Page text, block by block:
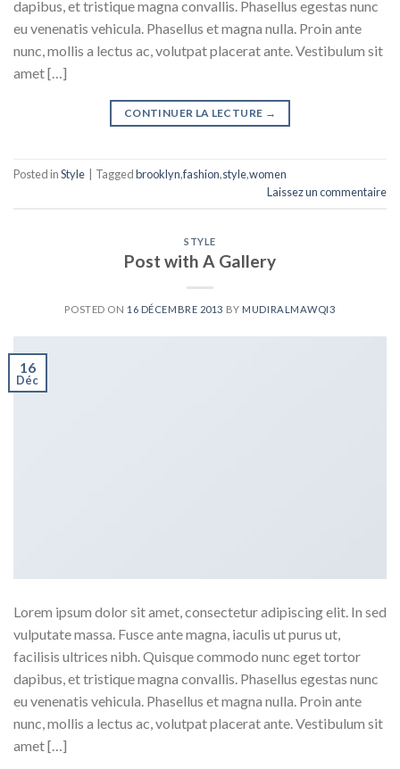
dapibus, et tristique magna convallis. Phasellus egestas nunc
eu venenatis vehicula. Phasellus et magna nulla. Proin ante
nunc, mollis a lectus ac, volutpat placerat ante. Vestibulum sit
amet […]
CONTINUER LA LECTURE →
Posted inStyle Taggedbrooklyn,fashion,style,women
Laissez un commentaire
STYLE
Post with A Gallery
POSTED ON 16 DÉCEMBRE 2013 BY MUDIRALMAWQI3
16
Déc
Lorem ipsum dolor sit amet, consectetur adipiscing elit. In sed
vulputate massa. Fusce ante magna, iaculis ut purus ut,
facilisis ultrices nibh. Quisque commodo nunc eget tortor
dapibus, et tristique magna convallis. Phasellus egestas nunc
eu venenatis vehicula. Phasellus et magna nulla. Proin ante
nunc, mollis a lectus ac, volutpat placerat ante. Vestibulum sit
amet […]